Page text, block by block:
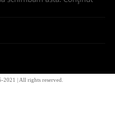
| All rights reserved.